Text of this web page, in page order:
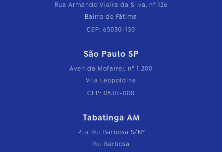
Rua Armando Vieira da Silva, nº 126
Bairro de Fátima
CEP: 65030-130
São Paulo SP
Avenida Mofarrej, nº 1.200
Vila Leopoldina
CEP: 05311-000
Tabatinga AM
Rua Rui Barbosa S/Nº
Rui Barbosa